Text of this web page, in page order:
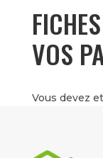
VOS
Vous devez